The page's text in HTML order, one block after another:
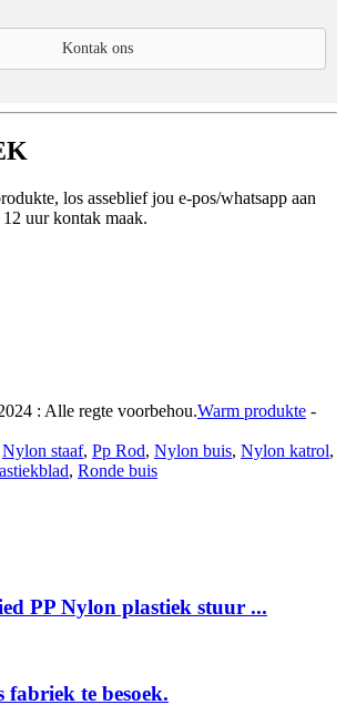
Kontak ons
los asseblief jou e-pos/whatsapp aan
uur kontak maak.
: Alle regte voorbehou.Warm produkte -
Nylon staaf, Pp Rod, Nylon buis, Nylon katrol,
, Ronde buis
PP Nylon plastiek stuur ...
fabriek te besoek.